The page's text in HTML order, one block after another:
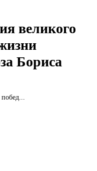
великого
Бориса